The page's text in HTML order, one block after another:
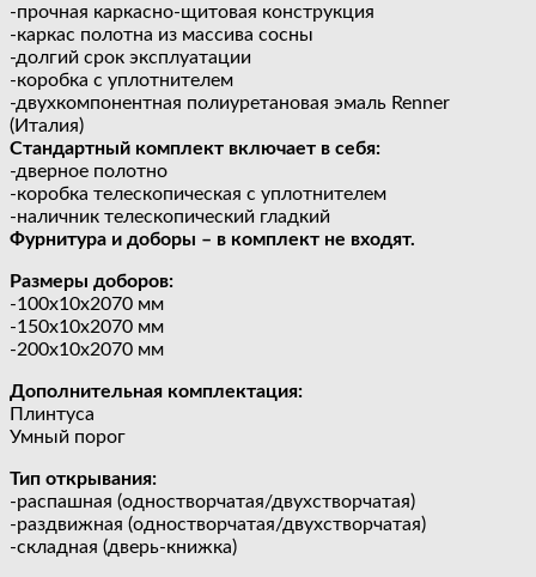
-прочная каркасно-щитовая конструкция
-каркас полотна из массива сосны
-долгий срок эксплуатации
-коробка с уплотнителем
-двухкомпонентная полиуретановая эмаль Renner
(Италия)
Стандартный комплект включает в себя:
-дверное полотно
-коробка телескопическая с уплотнителем
-наличник телескопический гладкий
Фурнитура и доборы – в комплект не входят.
Размеры доборов:
-100х10х2070 мм
-150х10х2070 мм
-200х10х2070 мм
Дополнительная комплектация:
Плинтуса
Умный порог
Тип открывания:
-распашная (одностворчатая/двухстворчатая)
-раздвижная (одностворчатая/двухстворчатая)
-складная (дверь-книжка)